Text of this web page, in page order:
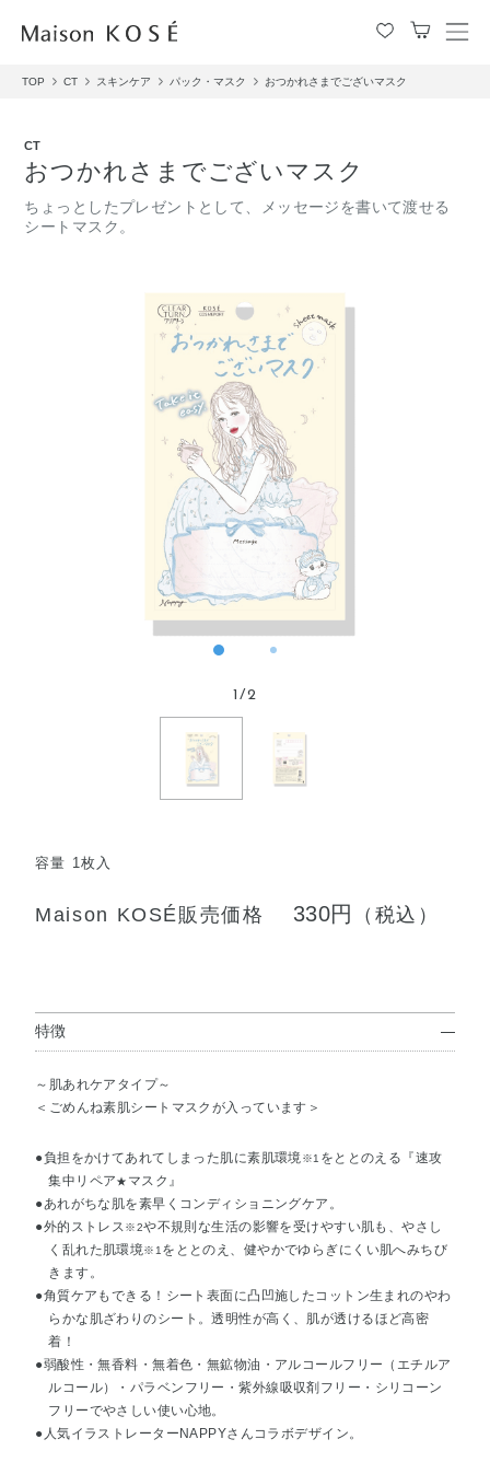
メ
TOP CT スキンケア パック・マスク おつかれさまでございマスク
CT
おつかれさまでございマスク
ちょっとしたプレゼントとして、メッセージを書いて渡せる
シートマスク。
1/2
容量 1枚入
Maison KOSÉ販売価格 330円 （税込）
特徴
～肌あれケアタイプ～
＜ごめんね素肌シートマスクが入っています＞
●負担をかけてあれてしまった肌に素肌環境 ※1 をととのえる『速攻
集中リペア★ マスク』
●あれがちな肌を素早くコンディショニングケア。
●外的ストレス ※2や不規則な生活の影響を受けやすい肌も、やさし
く乱れた肌環境※1 をととのえ、健やかでゆらぎにくい肌へみちび
きます。
●角質ケアもできる！シート表面に凸凹施したコットン生まれのやわ
らかな肌ざわりのシート。透明性が高く、肌が透けるほど高密
着！
●弱酸性・無香料・無着色・無鉱物油・アルコールフリー（エチルア
ルコール）・パラベンフリー・紫外線吸収剤フリー・シリコーン
フリーでやさしい使い心地。
●人気イラストレーターNAPPYさんコラボデザイン。